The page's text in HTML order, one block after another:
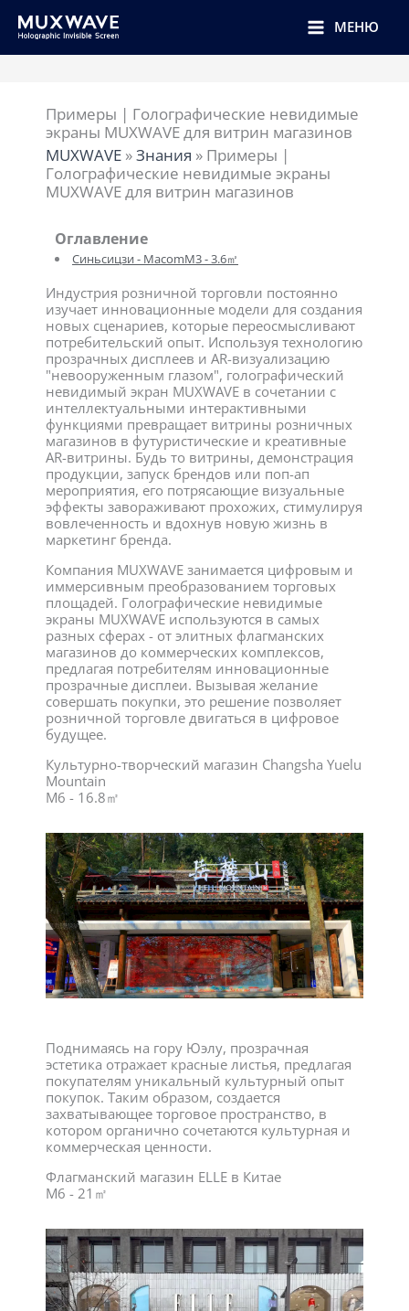
МЕНЮ
Примеры | Голографические невидимые
экраны MUXWAVE для витрин магазинов
MUXWAVE »Знания » Примеры |
Голографические невидимые экраны
MUXWAVE для витрин магазинов
Оглавление
Синьсицзи - MacomM3 - 3.6㎡
Индустрия розничной торговли постоянно
изучает инновационные модели для создания
новых сценариев, которые переосмысливают
потребительский опыт. Используя технологию
прозрачных дисплеев и AR-визуализацию
"невооруженным глазом", голографический
невидимый экран MUXWAVE в сочетании с
интеллектуальными интерактивными
функциями превращает витрины розничных
магазинов в футуристические и креативные
AR-витрины. Будь то витрины, демонстрация
продукции, запуск брендов или поп-ап
мероприятия, его потрясающие визуальные
эффекты завораживают прохожих, стимулируя
вовлеченность и вдохнув новую жизнь в
маркетинг бренда.
Компания MUXWAVE занимается цифровым и
иммерсивным преобразованием торговых
площадей. Голографические невидимые
экраны MUXWAVE используются в самых
разных сферах - от элитных флагманских
магазинов до коммерческих комплексов,
предлагая потребителям инновационные
прозрачные дисплеи. Вызывая желание
совершать покупки, это решение позволяет
розничной торговле двигаться в цифровое
будущее.
Культурно-творческий магазин Changsha Yuelu
Mountain
M6 - 16.8㎡
Поднимаясь на гору Юэлу, прозрачная
эстетика отражает красные листья, предлагая
покупателям уникальный культурный опыт
покупок. Таким образом, создается
захватывающее торговое пространство, в
котором органично сочетаются культурная и
коммерческая ценности.
Флагманский магазин ELLE в Китае
M6 - 21㎡